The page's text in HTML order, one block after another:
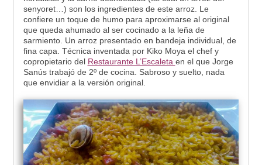
senyoret…) son los ingredientes de este arroz. Le
confiere un toque de humo para aproximarse al original
que queda ahumado al ser cocinado a la leña de
sarmiento. Un arroz presentado en bandeja individual, de
fina capa. Técnica inventada por Kiko Moya el chef y
copropietario del Restaurante L’Escaleta en el que Jorge
Sanús trabajó de 2º de cocina. Sabroso y suelto, nada
que envidiar a la versión original.